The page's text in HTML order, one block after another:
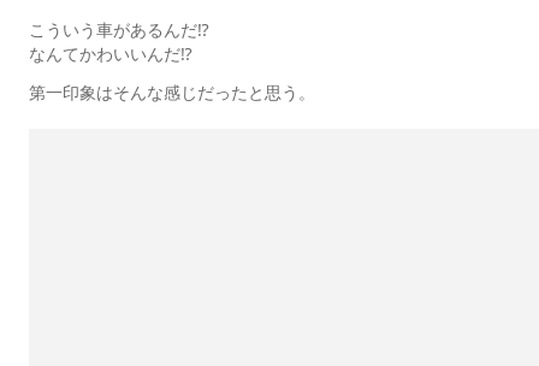
こういう車があるんだ⁉︎
なんてかわいいんだ⁉︎
第一印象はそんな感じだったと思う。